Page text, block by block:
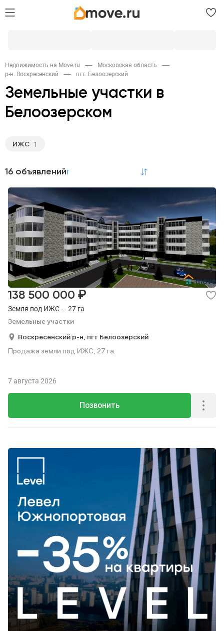
Недвижимость на Move.ru
Московская область
р-н. Воскресенский
пгт. Белоозерский
Земельные участки в
Белоозерском
ИЖС 1
16 объявлений
Земля под ИЖС — 27 га
Земельные участки
138 500 000 ₽
Воскресенский р-н, пгт Белоозерский
Продажа земли под ИЖС, 27 га.
Позвонить
7 августа 2026